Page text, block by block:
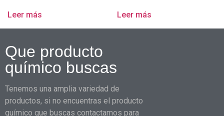
Leer más Leer más
Que producto
químico buscas
Tenemos una amplia variedad de
productos, si no encuentras el producto
químico que buscas contactamos para